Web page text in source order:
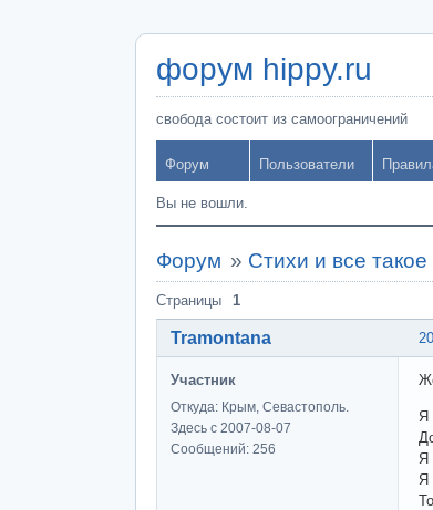
форум hippy.ru
свобода состоит из самоограничений
Форум Пользователи
Вы не вошли.
Форум » Стихи и все
Страницы 1
Tramontana
Участник
Откуда: Крым, Севастополь.
Здесь с 2007-08-07
Сообщений: 256
Я
Я
Я